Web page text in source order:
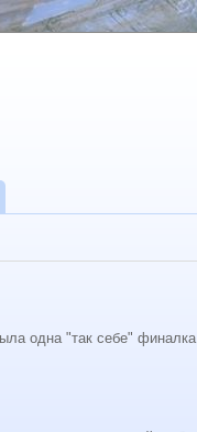
одна "так себе"